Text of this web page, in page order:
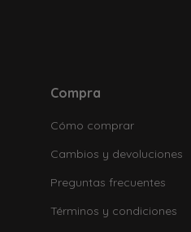
Compra
Cómo comprar
Cambios y devoluciones
Preguntas frecuentes
Términos y condiciones